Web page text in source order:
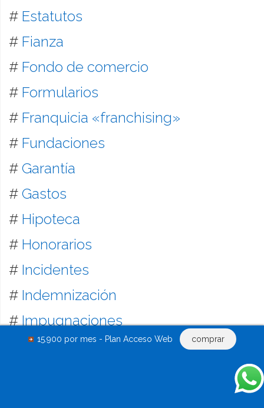
15.900 por mes - Plan Acceso Web comprar
# Estatutos
# Fianza
# Fondo de comercio
# Formularios
# Franquicia «franchising»
# Fundaciones
# Garantía
# Gastos
# Hipoteca
# Honorarios
# Incidentes
# Indemnización
#Impugnaciones
Informes